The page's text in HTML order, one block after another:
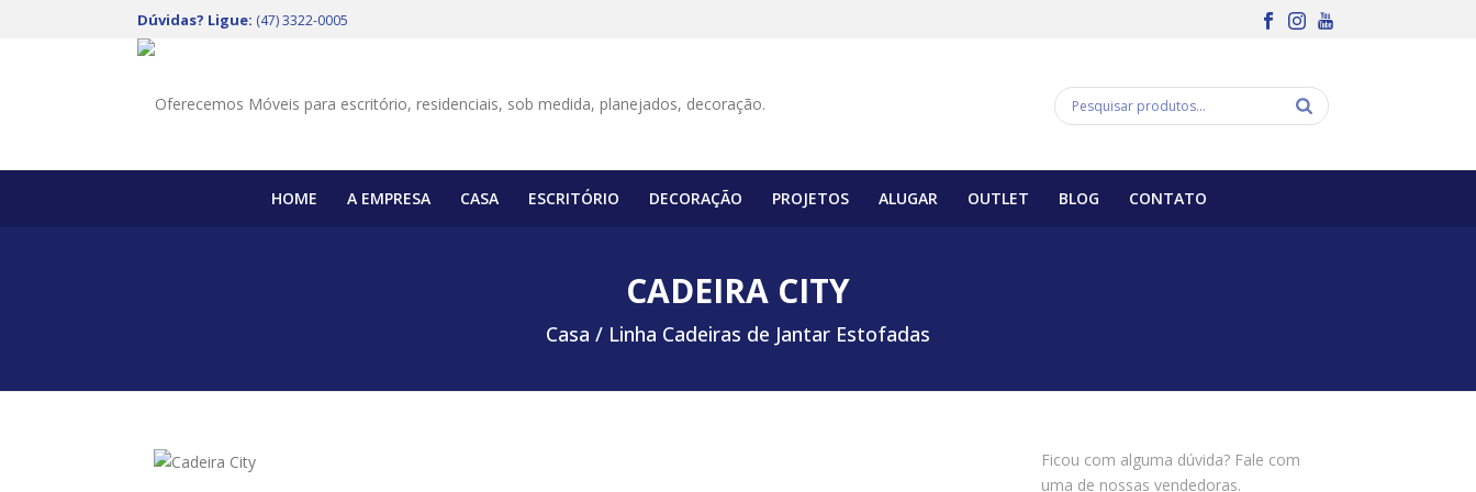
Dúvidas? Ligue: (47) 3322-0005
HOME A EMPRESA CASA ESCRITÓRIO DECORAÇÃO PROJETOS ALUGAR OUTLET BLOG CONTATO
CADEIRA CITY
Casa / Linha Cadeiras de Jantar Estofadas
Ficou com alguma dúvida? Fale com
uma de nossas vendedoras.